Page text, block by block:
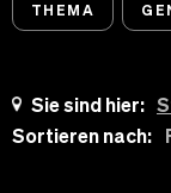
THEMA
Sie sind hier:
Sortieren nach: